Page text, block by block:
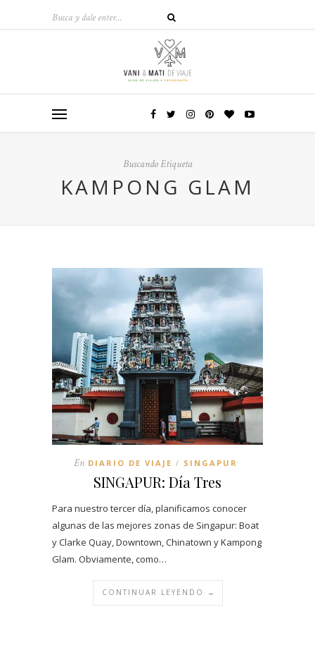
Buscando Etiqueta
KAMPONG GLAM
En DIARIO DE VIAJE / SINGAPUR
SINGAPUR: Día Tres
Para nuestro tercer día, planificamos conocer
algunas de las mejores zonas de Singapur: Boat
y Clarke Quay, Downtown, Chinatown y Kampong
Glam. Obviamente, como…
CONTINUAR LEYENDO →